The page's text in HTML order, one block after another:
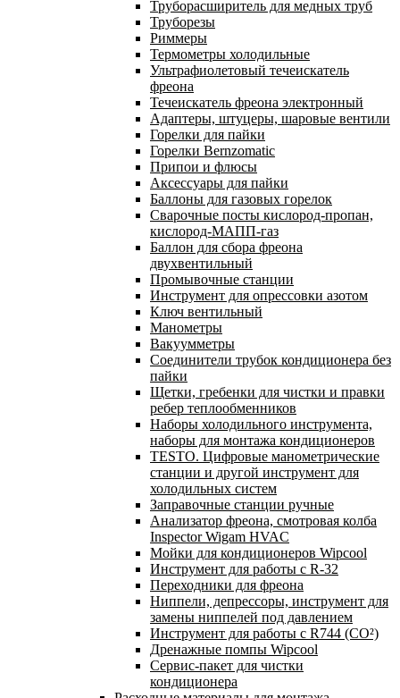
Труборасширитель для медных труб
Труборезы
Риммеры
Термометры холодильные
Ультрафиолетовый течеискатель
фреона
Течеискатель фреона электронный
Адаптеры, штуцеры, шаровые вентили
Горелки для пайки
Горелки Bernzomatic
Припои и флюсы
Аксессуары для пайки
Баллоны для газовых горелок
Сварочные посты кислород-пропан,
кислород-МАПП-газ
Баллон для сбора фреона
двухвентильный
Промывочные станции
Инструмент для опрессовки азотом
Ключ вентильный
Манометры
Вакуумметры
Соединители трубок кондиционера без
пайки
Щетки, гребенки для чистки и правки
ребер теплообменников
Наборы холодильного инструмента,
наборы для монтажа кондиционеров
TESTO. Цифровые манометрические
станции и другой инструмент для
холодильных систем
Заправочные станции ручные
Анализатор фреона, смотровая колба
Inspector Wigam HVAC
Мойки для кондиционеров Wipcool
Инструмент для работы с R-32
Переходники для фреона
Ниппели, депрессоры, инструмент для
замены ниппелей под давлением
Инструмент для работы с R744 (CO²)
Дренажные помпы Wipcool
Сервис-пакет для чистки
кондиционера